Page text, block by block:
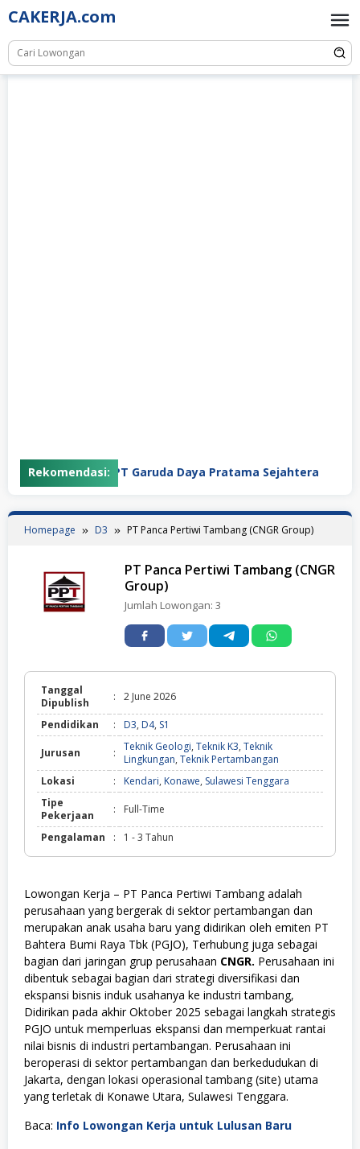
Skip
to
content
CAKERJA.com
Rekomendasi:PT Garuda Daya Pratama Sejahtera
Homepage D3 PT Panca Pertiwi Tambang (CNGR Group)
PT Panca Pertiwi Tambang (CNGR
Group)
Jumlah Lowongan: 3
Tanggal
Dipublish
: 2 June 2026
Pendidikan : D3, D4, S1
Jurusan : Teknik Geologi, Teknik K3, Teknik
Lingkungan, Teknik Pertambangan
Lokasi
: Kendari, Konawe, Sulawesi Tenggara
Tipe
Pekerjaan
: Full-Time
Pengalaman : 1 - 3 Tahun
Lowongan Kerja – PT Panca Pertiwi Tambang adalah
perusahaan yang bergerak di sektor pertambangan dan
merupakan anak usaha baru yang didirikan oleh emiten PT
Bahtera Bumi Raya Tbk (PGJO), Terhubung juga sebagai
bagian dari jaringan grup perusahaan CNGR. Perusahaan ini
dibentuk sebagai bagian dari strategi diversifikasi dan
ekspansi bisnis induk usahanya ke industri tambang,
Didirikan pada akhir Oktober 2025 sebagai langkah strategis
PGJO untuk memperluas ekspansi dan memperkuat rantai
nilai bisnis di industri pertambangan. Perusahaan ini
beroperasi di sektor pertambangan dan berkedudukan di
Jakarta, dengan lokasi operasional tambang (site) utama
yang terletak di Konawe Utara, Sulawesi Tenggara.
Baca: Info Lowongan Kerja untuk Lulusan Baru